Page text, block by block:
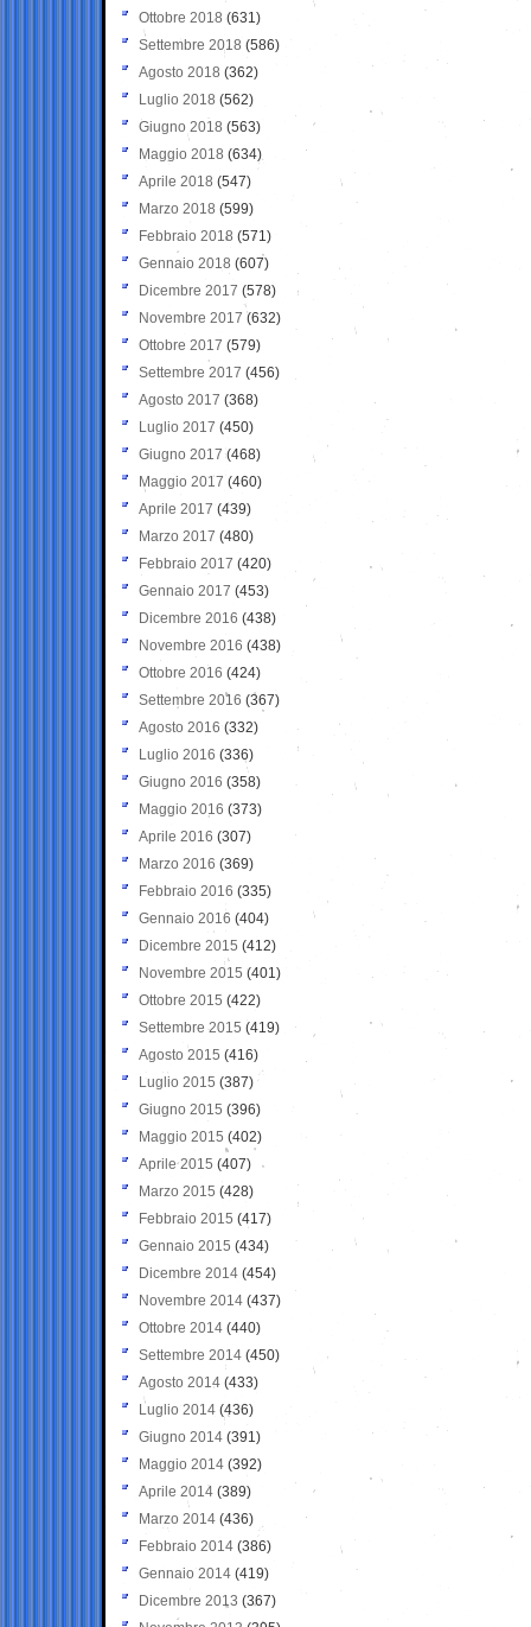
Ottobre 2018 (631)
Settembre 2018 (586)
Agosto 2018 (362)
Luglio 2018 (562)
Giugno 2018 (563)
Maggio 2018 (634)
Aprile 2018 (547)
Marzo 2018 (599)
Febbraio 2018 (571)
Gennaio 2018 (607)
Dicembre 2017 (578)
Novembre 2017 (632)
Ottobre 2017 (579)
Settembre 2017 (456)
Agosto 2017 (368)
Luglio 2017 (450)
Giugno 2017 (468)
Maggio 2017 (460)
Aprile 2017 (439)
Marzo 2017 (480)
Febbraio 2017 (420)
Gennaio 2017 (453)
Dicembre 2016 (438)
Novembre 2016 (438)
Ottobre 2016 (424)
Settembre 2016 (367)
Agosto 2016 (332)
Luglio 2016 (336)
Giugno 2016 (358)
Maggio 2016 (373)
Aprile 2016 (307)
Marzo 2016 (369)
Febbraio 2016 (335)
Gennaio 2016 (404)
Dicembre 2015 (412)
Novembre 2015 (401)
Ottobre 2015 (422)
Settembre 2015 (419)
Agosto 2015 (416)
Luglio 2015 (387)
Giugno 2015 (396)
Maggio 2015 (402)
Aprile 2015 (407)
Marzo 2015 (428)
Febbraio 2015 (417)
Gennaio 2015 (434)
Dicembre 2014 (454)
Novembre 2014 (437)
Ottobre 2014 (440)
Settembre 2014 (450)
Agosto 2014 (433)
Luglio 2014 (436)
Giugno 2014 (391)
Maggio 2014 (392)
Aprile 2014 (389)
Marzo 2014 (436)
Febbraio 2014 (386)
Gennaio 2014 (419)
Dicembre 2013 (367)